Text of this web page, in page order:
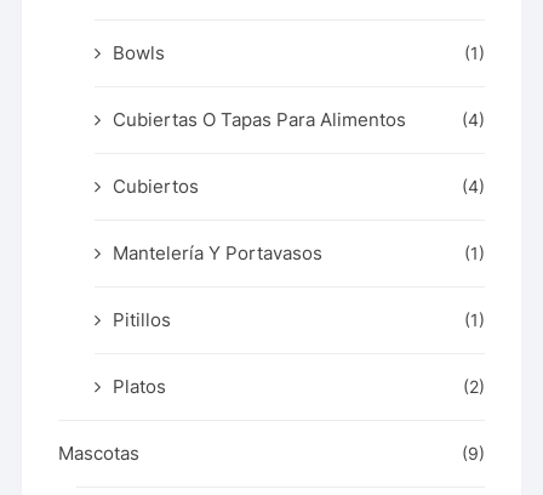
Bowls (1)
Cubiertas O Tapas Para Alimentos (4)
Cubiertos (4)
Mantelería Y Portavasos (1)
Pitillos (1)
Platos (2)
Mascotas (9)